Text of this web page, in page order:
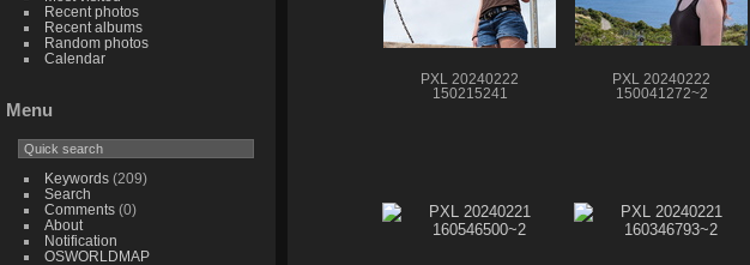
Recent photos
Recent albums
Random photos
Calendar
Menu
Keywords(209)
Search
Comments(0)
About
Notification
OSWORLDMAP
PXL 20240222
150215241
PXL 20240222
150041272~2